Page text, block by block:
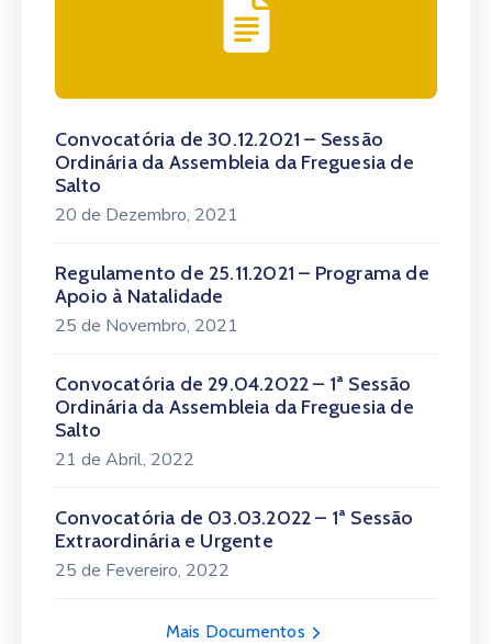
Convocatória de 30.12.2021 – Sessão
Ordinária da Assembleia da Freguesia de
Salto
20 de Dezembro, 2021
Regulamento de 25.11.2021 – Programa de
Apoio à Natalidade
25 de Novembro, 2021
Convocatória de 29.04.2022 – 1ª Sessão
Ordinária da Assembleia da Freguesia de
Salto
21 de Abril, 2022
Convocatória de 03.03.2022 – 1ª Sessão
Extraordinária e Urgente
25 de Fevereiro, 2022
Mais Documentos